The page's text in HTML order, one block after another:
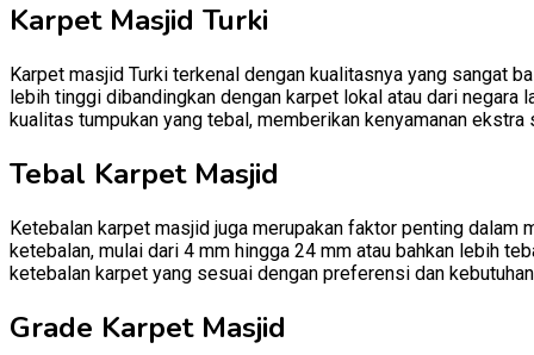
Karpet Masjid Turki
Karpet masjid Turki terkenal dengan kualitasnya yang sangat
lebih tinggi dibandingkan dengan karpet lokal atau dari negara
kualitas tumpukan yang tebal, memberikan kenyamanan
Tebal Karpet Masjid
Ketebalan karpet masjid juga merupakan faktor penting dalam
ketebalan, mulai dari 4 mm hingga 24 mm atau bahkan lebih
ketebalan karpet yang sesuai dengan preferensi dan
Grade Karpet Masjid